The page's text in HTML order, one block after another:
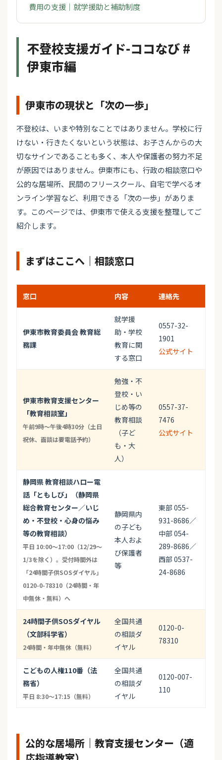
費用の支援｜就学援助と補助制度
不登校支援ガイド-ココなび #
伊東市編
伊東市の現状と「次の一歩」
不登校は、いまや特別なことではありません。学校に行
けない・行きたくないという状態は、お子さんからの大
切なサインであることも多く、本人や保護者の努力不足
が原因ではありません。伊東市にも、行政の相談窓口や
公的な居場所、民間のフリースクール、自宅で学べるオ
ンライン学習など、利用できる「次の一歩」がありま
す。このページでは、伊東市で使える支援を整理してご
紹介します。
まずはここへ｜相談窓口
窓口 内容 連絡先
伊東市教育委員会 教育総
務課
就学援
助・学校
教育に関
する窓口
0557-32-
1901
公式サイト
伊東市教育支援センター
「教育相談室」
午前9時～午後4時30分（土日
祝休、面談は要電話予約）
勉強・不
登校・い
じめ等の
教育相談
（子ど
も・大
人）
0557-37-
7476
公式サイト
静岡県 教育相談ハロー電
話「ともしび」（静岡県
総合教育センター／いじ
め・不登校・心身の悩み
等の教育相談）
平日 10:00〜17:00（12/29〜
1/3を除く）。受付時間外は
「24時間子供SOSダイヤル」
0120-0-78310（24時間・年
中無休・無料）へ
静岡県内
の子ども
本人およ
び保護者
等
東部 055-
931-8686／
中部 054-
289-8686／
西部 0537-
24-8686
24時間子供SOSダイヤル
（文部科学省）
24時間・年中無休（無料）
全国共通
の相談ダ
イヤル
0120-0-
78310
こどもの人権110番（法
務省）
平日 8:30〜17:15（無料）
全国共通
の相談ダ
イヤル
0120-007-
110
公的な居場所｜教育支援センター（適